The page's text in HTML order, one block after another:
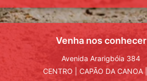
Venha nos conhecer
Avenida Ararigbóia 384
CENTRO
CAPÃO DA CANOA